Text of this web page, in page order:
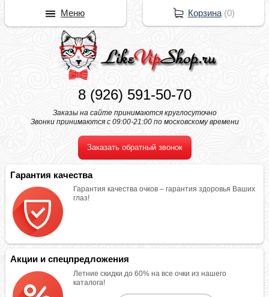
8 (926) 591-50-70
Заказы на сайте принимаются круглосуточно
Звонки принимаются с 09:00-21:00 по московскому времени
Заказать обратный звонок
Гарантия качества
Гарантия качества очков – гарантия здоровья Ваших
глаз!
Акции и спецпредложения
Летние скидки до 60% на все очки из нашего
каталога!
Корзина(0)
Меню